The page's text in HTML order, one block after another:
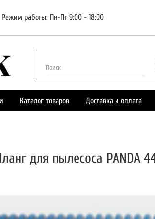
Режим работы: Пн-Пт 9:00 - 18:00
Поиск
Каталог товаров Доставка и оплата
для пылесоса PANDA